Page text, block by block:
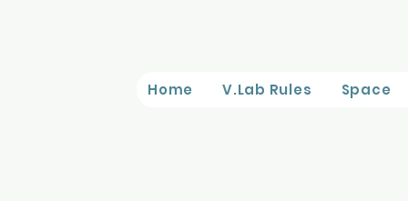
Home V.Lab Rules Space